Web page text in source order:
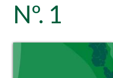
Nº. 1